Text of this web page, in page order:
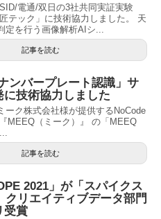
電通/双日の3社共同実証実験
テック」に技術協力しました。 天
定を行う画像解析AIシ...
記事を読む
ンバープレート認識」サ
に技術協力しました
ーク株式会社様が提供するNoCode
MEEQ（ミーク）』 の「MEEQ
記事を読む
2021」が「スパイクス
クリエイティブデータ部門
受賞